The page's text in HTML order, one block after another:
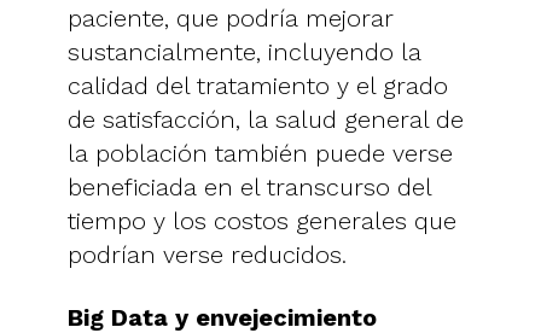
paciente, que podría mejorar
sustancialmente, incluyendo la
calidad del tratamiento y el grado
de satisfacción, la salud general de
la población también puede verse
beneficiada en el transcurso del
tiempo y los costos generales que
podrían verse reducidos.
Big Data y envejecimiento